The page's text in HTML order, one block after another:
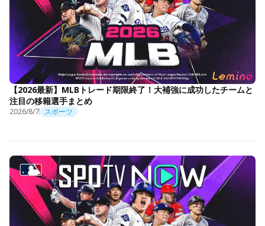
【2026最新】MLBトレード期限終了！大補強に成功したチームと
注目の移籍選手まとめ
2026/8/7 スポーツ